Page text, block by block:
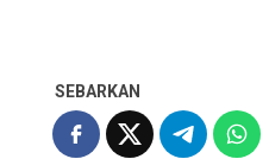
SEBARKAN